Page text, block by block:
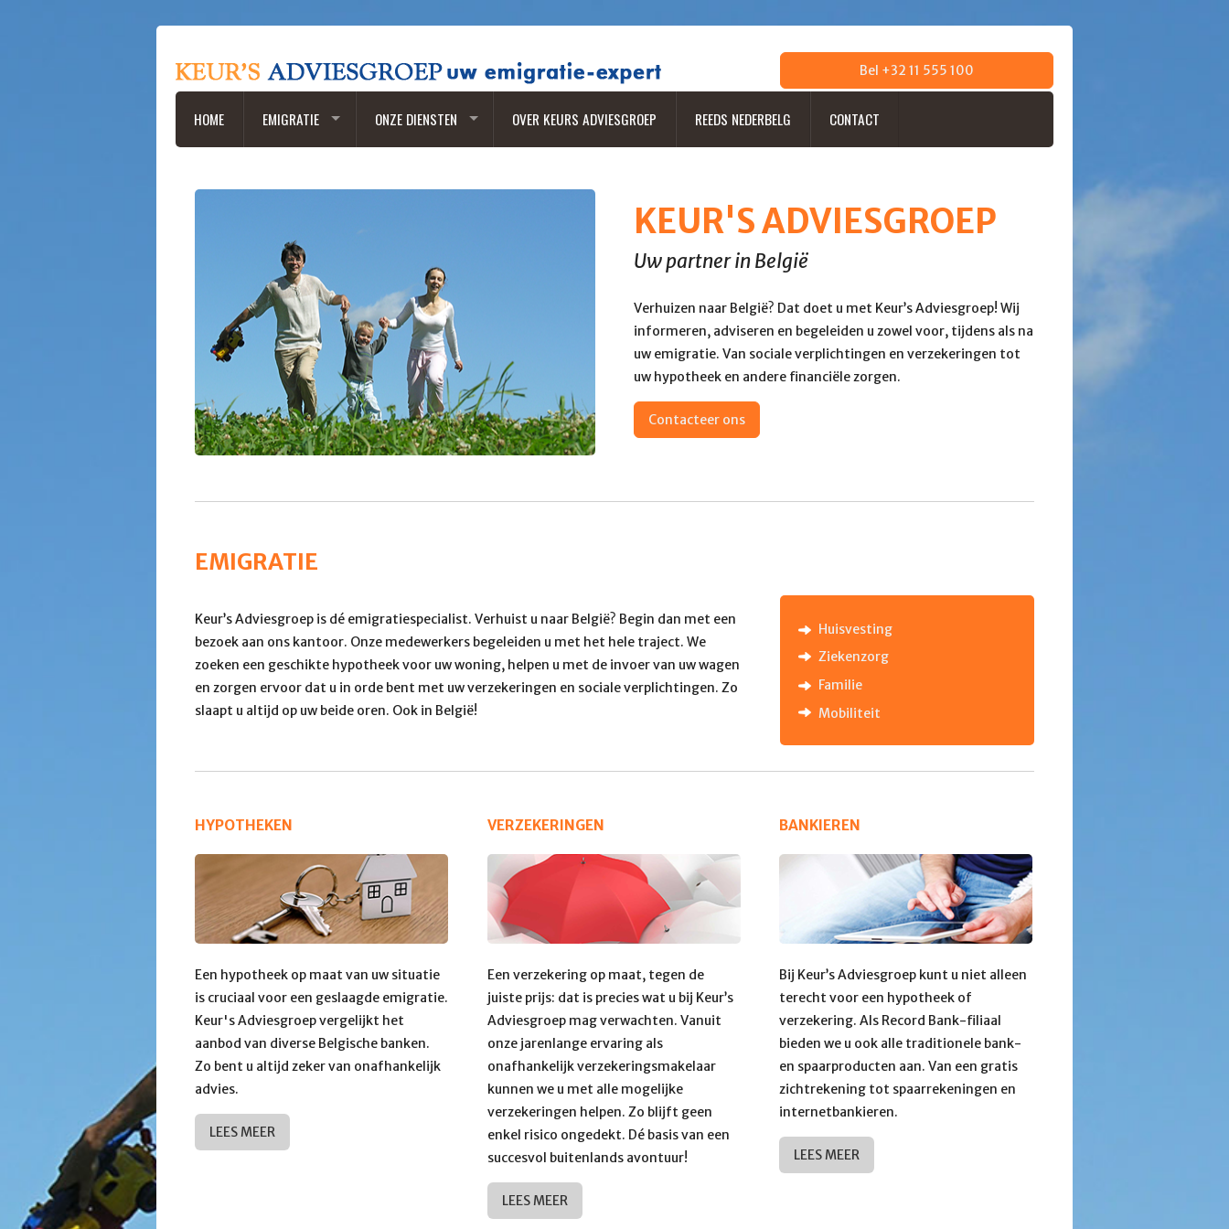
Bel +32 11 555 100
HOME EMIGRATIE ONZE DIENSTEN OVER KEURS ADVIESGROEP REEDS NEDERBELG CONTACT
KEUR'S ADVIESGROEP
Uw partner in België
Verhuizen naar België? Dat doet u met Keur’s Adviesgroep! Wij
informeren, adviseren en begeleiden u zowel voor, tijdens als na
uw emigratie. Van sociale verplichtingen en verzekeringen tot
uw hypotheek en andere financiële zorgen.
Contacteer ons
EMIGRATIE
Keur’s Adviesgroep is dé emigratiespecialist. Verhuist u naar België? Begin dan met een
bezoek aan ons kantoor. Onze medewerkers begeleiden u met het hele traject. We
zoeken een geschikte hypotheek voor uw woning, helpen u met de invoer van uw wagen
en zorgen ervoor dat u in orde bent met uw verzekeringen en sociale verplichtingen. Zo
slaapt u altijd op uw beide oren. Ook in België!
Huisvesting
Ziekenzorg
Familie
Mobiliteit
HYPOTHEKEN
Een hypotheek op maat van uw situatie
is cruciaal voor een geslaagde emigratie.
Keur's Adviesgroep vergelijkt het
aanbod van diverse Belgische banken.
Zo bent u altijd zeker van onafhankelijk
advies.
LEES MEER
VERZEKERINGEN
Een verzekering op maat, tegen de
juiste prijs: dat is precies wat u bij Keur’s
Adviesgroep mag verwachten. Vanuit
onze jarenlange ervaring als
onafhankelijk verzekeringsmakelaar
kunnen we u met alle mogelijke
verzekeringen helpen. Zo blijft geen
enkel risico ongedekt. Dé basis van een
succesvol buitenlands avontuur!
LEES MEER
BANKIEREN
Bij Keur’s Adviesgroep kunt u niet alleen
terecht voor een hypotheek of
verzekering. Als Record Bank-filiaal
bieden we u ook alle traditionele bank-
en spaarproducten aan. Van een gratis
zichtrekening tot spaarrekeningen en
internetbankieren.
LEES MEER